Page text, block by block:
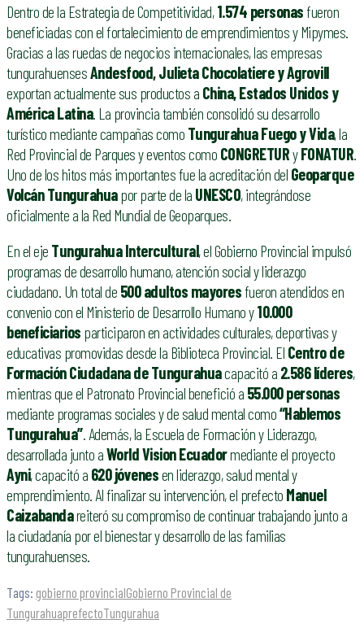
Dentro de la Estrategia de Competitividad,1.574 personasfueron
beneficiadas con el fortalecimiento de emprendimientos y Mipymes.
Gracias a las ruedas de negocios internacionales, las empresas
tungurahuensesAndesfood, Julieta Chocolatiere y Agrovill
exportan actualmente sus productos a China, Estados Unidos y
América Latina. La provincia también consolidó su desarrollo
turístico mediante campañas como Tungurahua Fuego y Vida, la
Red Provincial de Parques y eventos como CONGRETURyFONATUR
Uno de los hitos más importantes fue la acreditación del Geoparque
Volcán Tungurahuapor parte de la UNESCO, integrándose
oficialmente a la Red Mundial de Geoparques.
En el eje Tungurahua Intercultural, el Gobierno Provincial impulsó
programas de desarrollo humano, atención social y liderazgo
ciudadano. Un total de 500 adultos mayoresfueron atendidos en
convenio con el Ministerio de Desarrollo Humano y10.000
beneficiarios participaron en actividades culturales, deportivas y
educativas promovidas desde la Biblioteca Provincial. El Centro de
Formación Ciudadana de Tungurahuacapacitó a 2.586 líderes,
mientras que el Patronato Provincial benefició a 55.000 personas
mediante programas sociales y de salud mental como“Hablemos
Tungurahua”. Además, la Escuela de Formación y Liderazgo,
desarrollada junto aWorld Vision Ecuadormediante el proyecto
Ayni, capacitó a 620 jóvenesen liderazgo, salud mental y
emprendimiento. Al finalizar su intervención, el prefecto Manuel
Caizabandareiteró su compromiso de continuar trabajando junto a
la ciudadanía por el bienestar y desarrollo de las familias
tungurahuenses.
Tags: gobierno provincialGobierno Provincial de
TungurahuaprefectoTungurahua